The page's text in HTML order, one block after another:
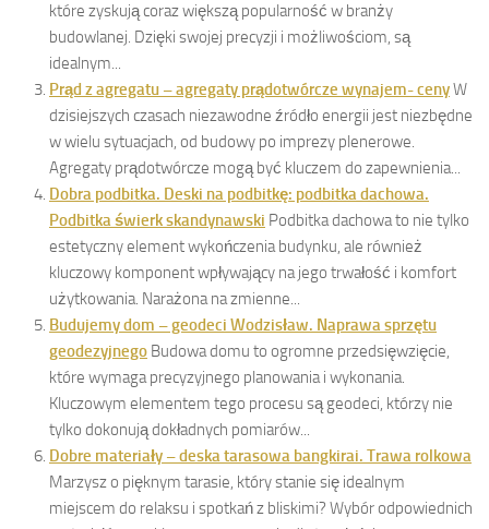
które zyskują coraz większą popularność w branży
budowlanej. Dzięki swojej precyzji i możliwościom, są
idealnym...
Prąd z agregatu – agregaty prądotwórcze wynajem- cenyW
dzisiejszych czasach niezawodne źródło energii jest niezbędne
w wielu sytuacjach, od budowy po imprezy plenerowe.
Agregaty prądotwórcze mogą być kluczem do zapewnienia...
Dobra podbitka. Deski na podbitkę: podbitka dachowa.
Podbitka świerk skandynawski Podbitka dachowa to nie tylko
estetyczny element wykończenia budynku, ale również
kluczowy komponent wpływający na jego trwałość i komfort
użytkowania. Narażona na zmienne...
Budujemy dom – geodeci Wodzisław. Naprawa sprzętu
geodezyjnego Budowa domu to ogromne przedsięwzięcie,
które wymaga precyzyjnego planowania i wykonania.
Kluczowym elementem tego procesu są geodeci, którzy nie
tylko dokonują dokładnych pomiarów...
Dobre materiały – deska tarasowa bangkirai. Trawa rolkowa
Marzysz o pięknym tarasie, który stanie się idealnym
miejscem do relaksu i spotkań z bliskimi? Wybór odpowiednich